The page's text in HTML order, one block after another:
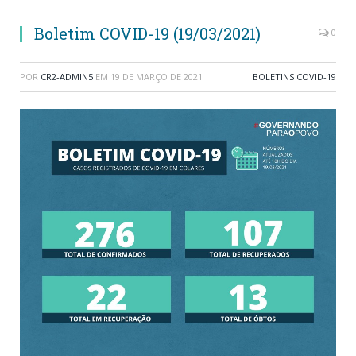
Boletim COVID-19 (19/03/2021) 0
POR CR2-ADMIN5 EM 19 DE MARÇO DE 2021 BOLETINS COVID-19